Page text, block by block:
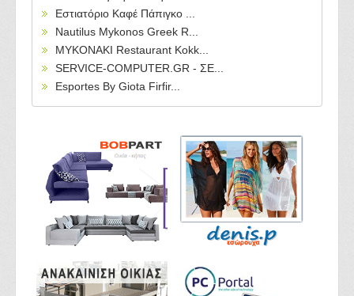
Εστιατόριο Καφέ Πάπιγκο ...
Nautilus Mykonos Greek R...
MYKONAKI Restaurant Kokk...
SERVICE-COMPUTER.GR - ΣΕ...
Esportes By Giota Firfir...